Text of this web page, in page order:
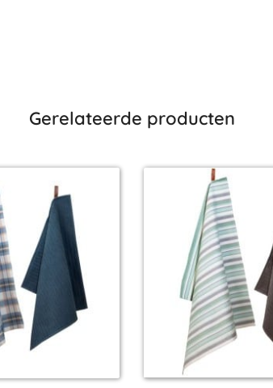
Gerelateerde producten